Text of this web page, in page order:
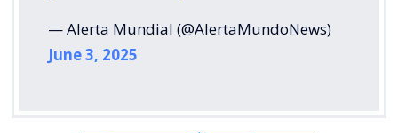
— Alerta Mundial (@AlertaMundoNews)
June 3, 2025